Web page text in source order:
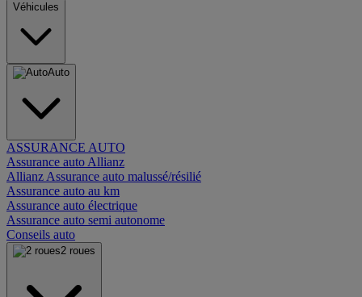
Véhicules
Auto
ASSURANCE AUTO
Assurance auto Allianz
Allianz Assurance auto malussé/résilié
Assurance auto au km
Assurance auto électrique
Assurance auto semi autonome
Conseils auto
2 roues